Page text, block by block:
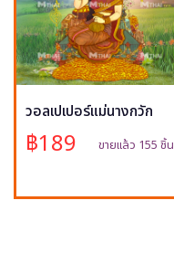
วอลเปเปอร์แม่นางกวัก
฿189 ขายแล้ว 155 ชิ้น